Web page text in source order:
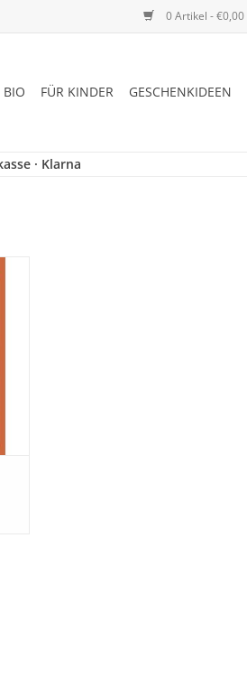
0 Artikel - €0,00
BIO FÜR KINDER GESCHENKIDEEN
· Klarna